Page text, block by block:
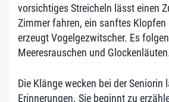
vorsichtiges Streicheln lässt einen
Zimmer fahren, ein sanftes
erzeugt Vogelgezwitscher. Es
Meeresrauschen und
Die Klänge wecken bei der Seniorin
Erinnerungen. Sie beginnt zu